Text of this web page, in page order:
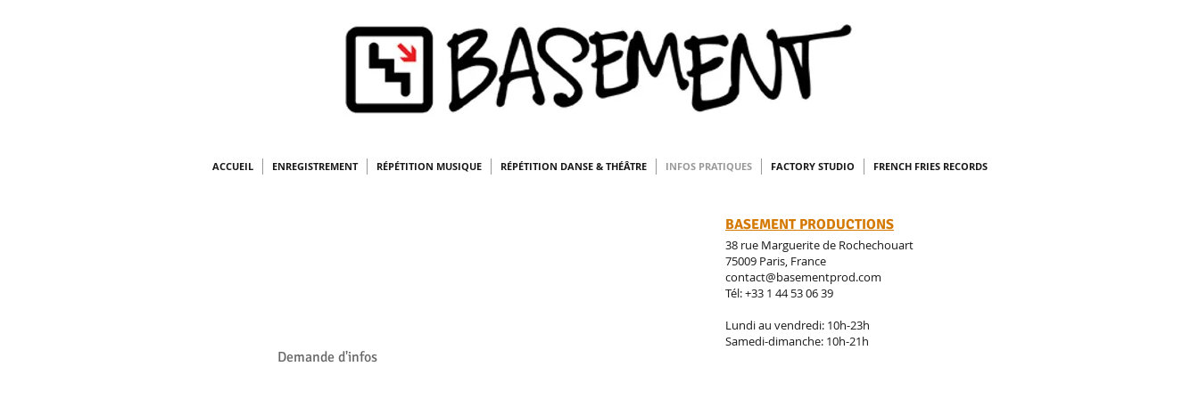
BASEMENT PRODUCTIONS
ACCUEIL ENREGISTREMENT RÉPÉTITION MUSIQUE RÉPÉTITION DANSE & THÉÂTRE INFOS PRATIQUES FACTORY STUDIO FRENCH FRIES RECORDS
Demande d'infos
BASEMENT PRODUCTIONS
38 rue Marguerite de Rochechouart
75009 Paris, France
contact@basementprod.com
Tél: +33 1 44 53 06 39
Lundi au vendredi: 10h-23h
Samedi-dimanche: 10h-21h